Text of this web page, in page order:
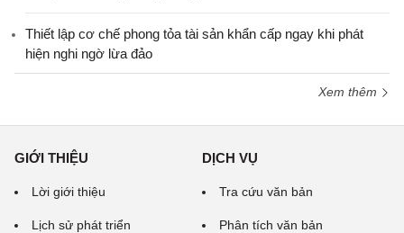
Thiết lập cơ chế phong tỏa tài sản khẩn cấp ngay khi phát
hiện nghi ngờ lừa đảo
Xem thêm
GIỚI THIỆU
Lời giới thiệu
Lịch sử phát triển
DỊCH VỤ
Tra cứu văn bản
Phân tích văn bản